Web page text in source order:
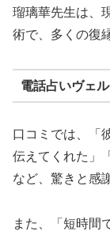
瑠璃華先生は、
術で、多くの復
電話占いヴェ
口コミでは、「
伝えてくれた」
など、驚きと感
また、「短時間